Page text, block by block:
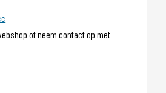
of neem contact op met